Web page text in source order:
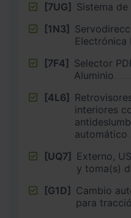
[7UG] Sistema
[1N3]
Electrónica
[7F4] Selector
Aluminio
[4L6]
interiores
automático
[UQ7] Externo,
y toma(s)
[G1D] Cambio
para